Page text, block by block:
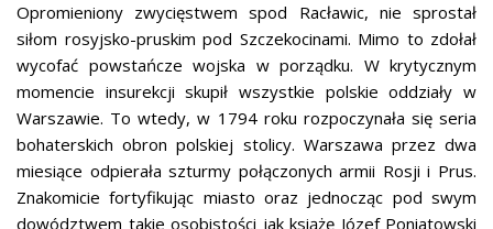
Opromieniony zwycięstwem spod Racławic, nie sprostał
siłom rosyjsko-pruskim pod Szczekocinami. Mimo to zdołał
wycofać powstańcze wojska w porządku. W krytycznym
momencie insurekcji skupił wszystkie polskie oddziały w
Warszawie. To wtedy, w 1794 roku rozpoczynała się seria
bohaterskich obron polskiej stolicy. Warszawa przez dwa
miesiące odpierała szturmy połączonych armii Rosji i Prus.
Znakomicie fortyfikując miasto oraz jednocząc pod swym
dowództwem takie osobistości jak książę Józef Poniatowski